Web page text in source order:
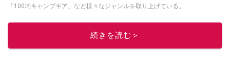
「100均キャンプギア」など様々なジャンルを取り上げている。
このイチオシストの他の記事を読む
続きを読む＞